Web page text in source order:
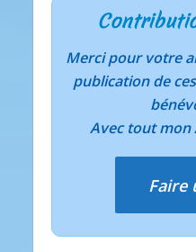
Merci pour votre
publication de
Avec tout mon
Faire